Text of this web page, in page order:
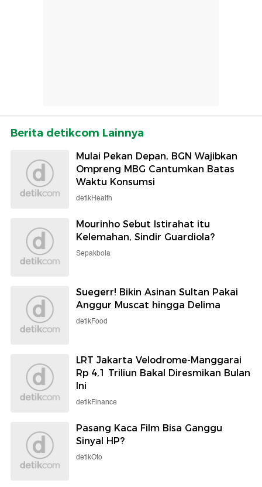
Berita detikcom Lainnya
Mulai Pekan Depan, BGN Wajibkan
Ompreng MBG Cantumkan Batas
Waktu Konsumsi
detikHealth
Mourinho Sebut Istirahat itu
Kelemahan, Sindir Guardiola?
Sepakbola
Suegerr! Bikin Asinan Sultan Pakai
Anggur Muscat hingga Delima
detikFood
LRT Jakarta Velodrome-Manggarai
Rp 4,1 Triliun Bakal Diresmikan Bulan
Ini
detikFinance
Pasang Kaca Film Bisa Ganggu
Sinyal HP?
detikOto